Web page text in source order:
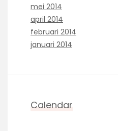
mei 2014
april 2014
februari 2014
januari 2014
Calendar